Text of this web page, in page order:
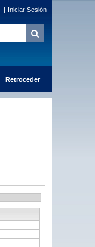
| Iniciar Sesión
Retroceder